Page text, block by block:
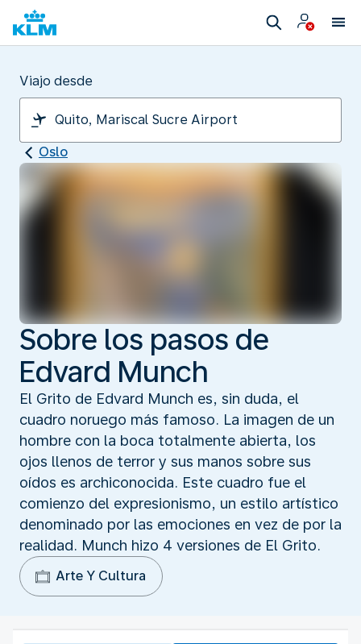
Viajo desde
Oslo
Sobre los pasos de
Edvard Munch
El Grito de Edvard Munch es, sin duda, el
cuadro noruego más famoso. La imagen de un
hombre con la boca totalmente abierta, los
ojos llenos de terror y sus manos sobre sus
oídos es archiconocida. Este cuadro fue el
comienzo del expresionismo, un estilo artístico
denominado por las emociones en vez de por la
realidad. Munch hizo 4 versiones de El Grito.
Arte Y Cultura